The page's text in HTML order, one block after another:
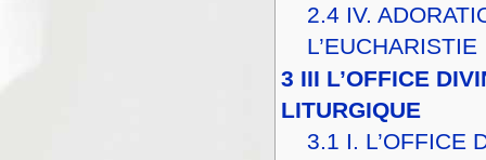
2.4 IV.
L’EUCHARISTIE
3 III L’OFFICE
LITURGIQUE
3.1 I. L’OFFICE